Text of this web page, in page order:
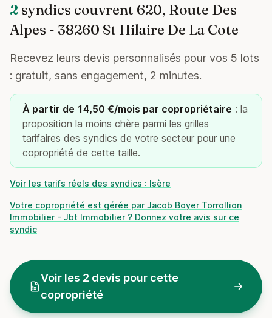
2 syndics couvrent 620, Route Des
Alpes - 38260 St Hilaire De La Cote
Recevez leurs devis personnalisés pour vos 5 lots
: gratuit, sans engagement, 2 minutes.
À partir de 14,50 €/mois par copropriétaire : la
proposition la moins chère parmi les grilles
tarifaires des syndics de votre secteur pour une
copropriété de cette taille.
Voir les tarifs réels des syndics : Isère
Votre copropriété est gérée par Jacob Boyer Torrollion
Immobilier - Jbt Immobilier ? Donnez votre avis sur ce
syndic
Voir les 2 devis pour cette
copropriété